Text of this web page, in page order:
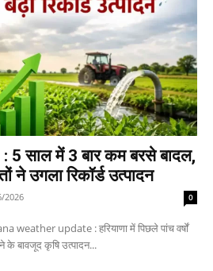
साल में 3 बार कम बरसे बादल,
ने उगला रिकॉर्ड उत्पादन
2026 0
weather update : हरियाणा में पिछले पांच वर्षों
के बावजूद कृषि उत्पादन...